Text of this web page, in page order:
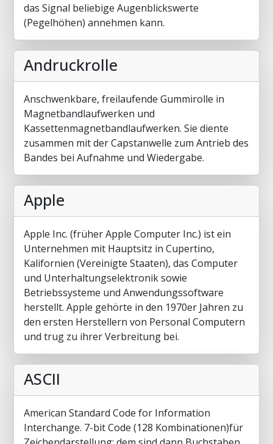
das Signal beliebige Augenblickswerte
(Pegelhöhen) annehmen kann.
Andruckrolle
Anschwenkbare, freilaufende Gummirolle in
Magnetbandlaufwerken und
Kassettenmagnetbandlaufwerken. Sie diente
zusammen mit der Capstanwelle zum Antrieb des
Bandes bei Aufnahme und Wiedergabe.
Apple
Apple Inc. (früher Apple Computer Inc.) ist ein
Unternehmen mit Hauptsitz in Cupertino,
Kalifornien (Vereinigte Staaten), das Computer
und Unterhaltungselektronik sowie
Betriebssysteme und Anwendungssoftware
herstellt. Apple gehörte in den 1970er Jahren zu
den ersten Herstellern von Personal Computern
und trug zu ihrer Verbreitung bei.
ASCII
American Standard Code for Information
Interchange. 7-bit Code (128 Kombinationen)für